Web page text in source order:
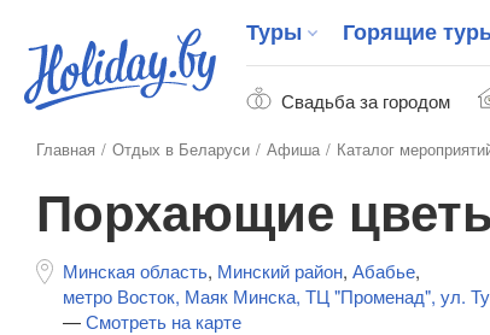
Свадьба за городом
Туры Горящие
Главная Отдых в Беларуси Афиша Каталог
Порхающие
Минская область, Минский район, Абабье,
метро Восток, Маяк Минска, ТЦ "Променад", ул.
—Смотреть на карте